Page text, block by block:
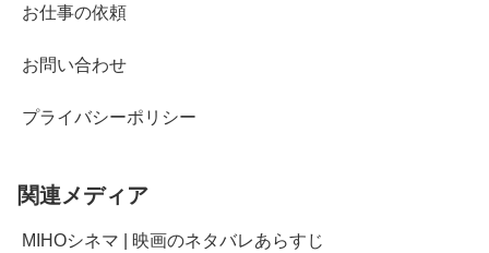
お仕事の依頼
お問い合わせ
プライバシーポリシー
関連メディア
MIHOシネマ | 映画のネタバレあらすじ